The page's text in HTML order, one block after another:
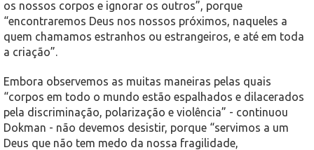
os nossos corpos e ignorar os outros”, porque
“encontraremos Deus nos nossos próximos, naqueles a
quem chamamos estranhos ou estrangeiros, e até em toda
a criação”.
Embora observemos as muitas maneiras pelas quais
“corpos em todo o mundo estão espalhados e dilacerados
pela discriminação, polarização e violência” - continuou
Dokman - não devemos desistir, porque “servimos a um
Deus que não tem medo da nossa fragilidade,